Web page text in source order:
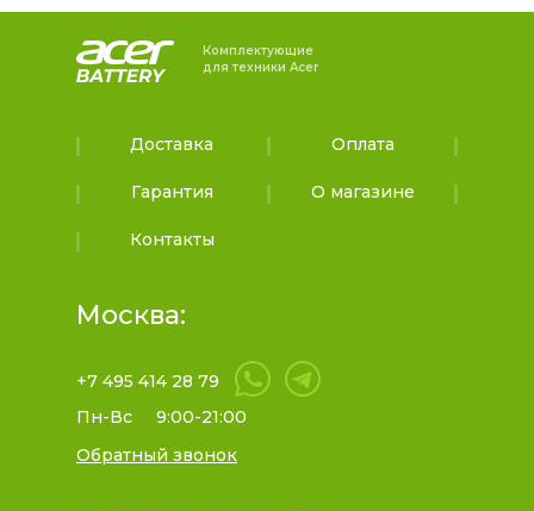
Комплектующие
для техники Acer
Доставка Оплата
Гарантия О магазине
Контакты
Москва:
+7 495 414 28 79
Пн-Вс
9:00-21:00
Обратный звонок